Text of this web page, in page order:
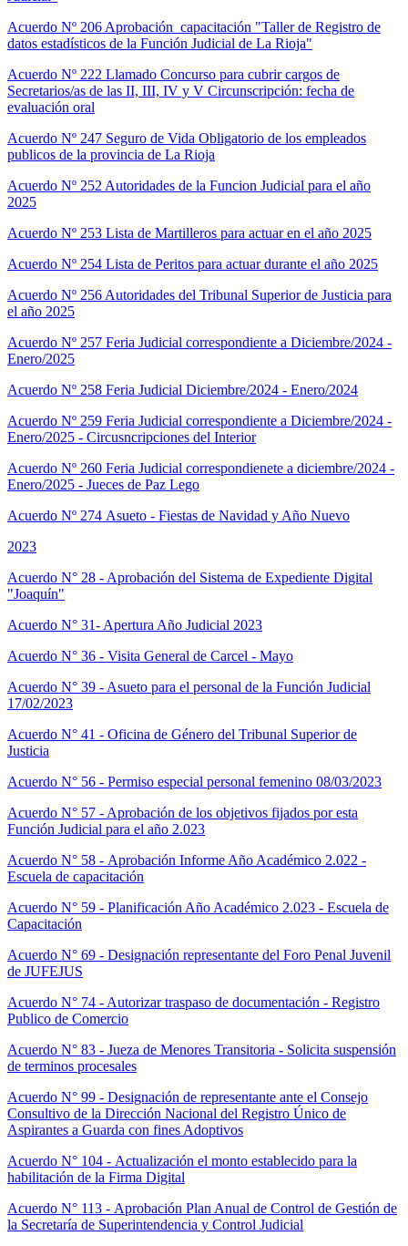
Acuerdo Nº 206 Aprobación capacitación "Taller de Registro de
datos estadísticos de la Función Judicial de La Rioja"
Acuerdo Nº 222 Llamado Concurso para cubrir cargos de
Secretarios/as de las II, III, IV y V Circunscripción: fecha de
evaluación oral
Acuerdo Nº 247 Seguro de Vida Obligatorio de los empleados
publicos de la provincia de La Rioja
Acuerdo Nº 252 Autoridades de la Funcion Judicial para el año
2025
Acuerdo Nº 253 Lista de Martilleros para actuar en el año 2025
Acuerdo Nº 254 Lista de Peritos para actuar durante el año 2025
Acuerdo Nº 256 Autoridades del Tribunal Superior de Justicia para
el año 2025
Acuerdo Nº 257 Feria Judicial correspondiente a Diciembre/2024 -
Enero/2025
Acuerdo Nº 258 Feria Judicial Diciembre/2024 - Enero/2024
Acuerdo Nº 259 Feria Judicial correspondiente a Diciembre/2024 -
Enero/2025 - Circusncripciones del Interior
Acuerdo Nº 260 Feria Judicial correspondienete a diciembre/2024 -
Enero/2025 - Jueces de Paz Lego
Acuerdo Nº 274 Asueto - Fiestas de Navidad y Año Nuevo
2023
Acuerdo N° 28 - Aprobación del Sistema de Expediente Digital
"Joaquín"
Acuerdo N° 31- Apertura Año Judicial 2023
Acuerdo N° 36 - Visita General de Carcel - Mayo
Acuerdo N° 39 - Asueto para el personal de la Función Judicial
17/02/2023
Acuerdo N° 41 - Oficina de Género del Tribunal Superior de
Justicia
Acuerdo N° 56 - Permiso especial personal femenino 08/03/2023
Acuerdo N° 57 - Aprobación de los objetivos fijados por esta
Función Judicial para el año 2.023
Acuerdo N° 58 - Aprobación Informe Año Académico 2.022 -
Escuela de capacitación
Acuerdo N° 59 - Planificación Año Académico 2.023 - Escuela de
Capacitación
Acuerdo N° 69 - Designación representante del Foro Penal Juvenil
de JUFEJUS
Acuerdo N° 74 - Autorizar traspaso de documentación - Registro
Publico de Comercio
Acuerdo N° 83 - Jueza de Menores Transitoria - Solicita suspensión
de terminos procesales
Acuerdo N° 99 - Designación de representante ante el Consejo
Consultivo de la Dirección Nacional del Registro Único de
Aspirantes a Guarda con fines Adoptivos
Acuerdo N° 104 - Actualización el monto establecido para la
habilitación de la Firma Digital
Acuerdo N° 113 - Aprobación Plan Anual de Control de Gestión de
la Secretaría de Superintendencia y Control Judicial